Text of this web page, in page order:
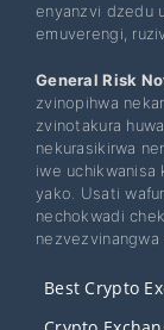
enyanzvi dzedu
emuverengi,
General Risk
zvinopihwa
zvinotakura
nekurasikirwa
iwe uchikwanisa
yako. Usati
nechokwadi
Best Crypto